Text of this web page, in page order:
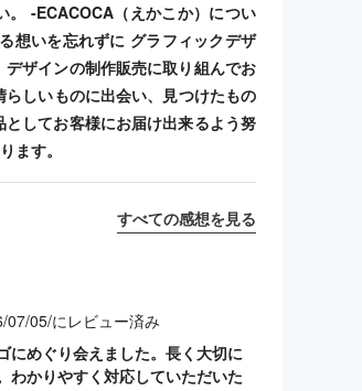
。 -ECACOCA（えかこか）につい
想いを忘れずに グラフィックデザ
ザインの制作販売に取り組んでお
しいものに出会い、見つけたもの
してお客様にお届け出来るよう努
ます。
すべての感想を見る
07/05/にレビュー済み
にめぐり会えました。長く大切に
わかりやすく対応していただいた